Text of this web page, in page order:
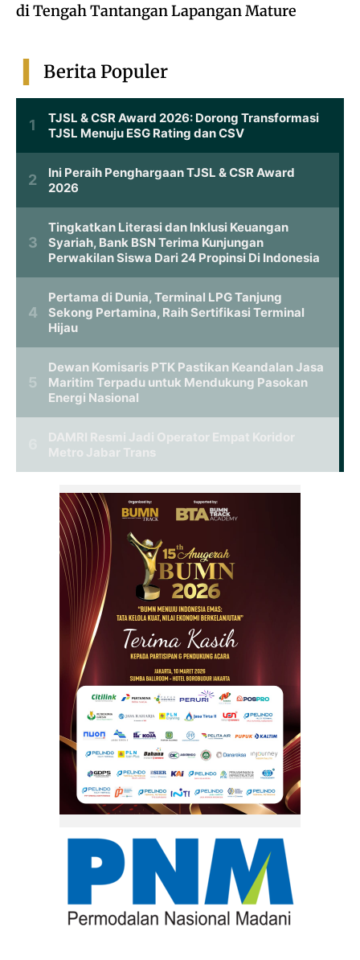
di Tengah Tantangan Lapangan Mature
Berita Populer